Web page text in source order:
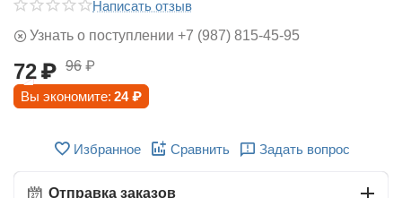
Написать отзыв
Узнать о поступлении +7 (987) 815-45-95
72₽ 96 ₽
Вы экономите: 24 ₽
Избранное Сравнить Задать вопрос
Отправка заказов